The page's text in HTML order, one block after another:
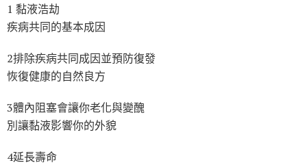
1 黏液浩劫
疾病共同的基本成因
2排除疾病共同成因並預防復發
恢復健康的自然良方
3體內阻塞會讓你老化與變醜
別讓黏液影響你的外貌
4延長壽命